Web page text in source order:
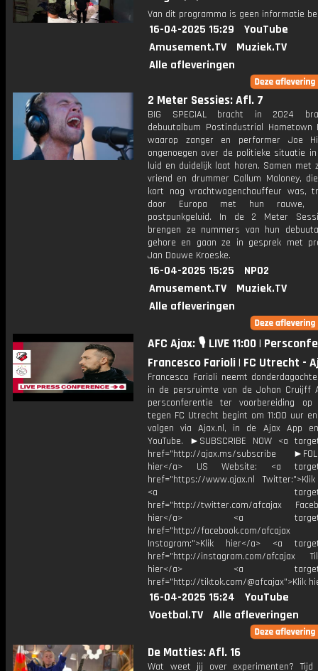
Van dit programma is geen informatie
16-04-2025 15:29
YouTube
Amusement.TV
Muziek.TV
Alle afleveringen
2 Meter Sessies: Afl. 7
BIG SPECIAL bracht in 2024
debuutalbum Postindustrial Hometown
waarop zanger en performer Joe
ongenoegen over de politieke situatie in
luid en duidelijk laat horen. Samen met
vriend en drummer Callum Maloney,
kort nog vrachtwagenchauffeur was,
door Europa met hun rauwe,
postpunkgeluid. In de 2 Meter
brengen ze nummers van hun
gehore en gaan ze in gesprek met
Jan Douwe Kroeske.
16-04-2025 15:25
NPO2
Amusement.TV
Muziek.TV
Alle afleveringen
AFC Ajax: 🎙️ LIVE 11:00 |
Francesco Farioli | FC Utrecht -
Francesco Farioli neemt
in de persruimte van de Johan Cruijff
persconferentie ter voorbereiding
tegen FC Utrecht begint om 11:00 uur
volgen via Ajax.nl, in de Ajax App
YouTube. ►SUBSCRIBE NOW <a
href="http://ajax.ms/subscribe
hier</a> US Website: <a
href="https://www.ajax.nl
<a
href="http://twitter.com/afcajax
hier</a> <a
href="http://facebook.com/afcajax
Instagram:">Klik hier</a> <a
href="http://instagram.com/afcajax
hier</a> <a
href="http://tiktok.com/@afcajax">Klik
16-04-2025 15:24
YouTube
Voetbal.TV
Alle afleveringen
De Matties: Afl. 16
Wat weet jij over experimenten?